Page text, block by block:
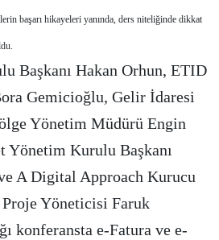
başarı hikayeleri yanında, ders niteliğinde dikkat
Başkanı Hakan Orhun, ETID
Gemicioğlu, Gelir İdaresi
Yönetim Müdürü Engin
Yönetim Kurulu Başkanı
A Digital Approach Kurucu
Proje Yöneticisi Faruk
konferansta e-Fatura ve e-